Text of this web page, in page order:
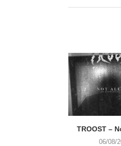
TROOST –
06/08/